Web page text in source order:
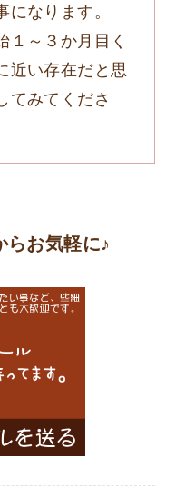
なります。
１～３か月目く
近い存在だと思
てみてくださ
らお気軽に♪